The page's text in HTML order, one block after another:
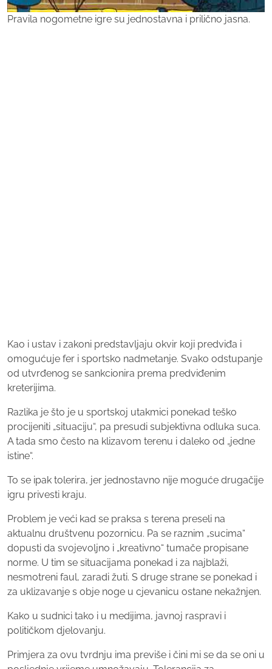
Pravila nogometne igre su jednostavna i prilično jasna.
Kao i ustav i zakoni predstavljaju okvir koji predviđa i
omogućuje fer i sportsko nadmetanje. Svako odstupanje
od utvrđenog se sankcionira prema predviđenim
kreterijima.
Razlika je što je u sportskoj utakmici ponekad teško
procijeniti „situaciju“, pa presudi subjektivna odluka suca.
A tada smo često na klizavom terenu i daleko od „jedne
istine“.
To se ipak tolerira, jer jednostavno nije moguće drugačije
igru privesti kraju.
Problem je veći kad se praksa s terena preseli na
aktualnu društvenu pozornicu. Pa se raznim „sucima“
dopusti da svojevoljno i „kreativno“ tumače propisane
norme. U tim se situacijama ponekad i za najblaži,
nesmotreni faul, zaradi žuti. S druge strane se ponekad i
za uklizavanje s obje noge u cjevanicu ostane nekažnjen.
Kako u sudnici tako i u medijima, javnoj raspravi i
političkom djelovanju.
Primjera za ovu tvrdnju ima previše i čini mi se da se oni u